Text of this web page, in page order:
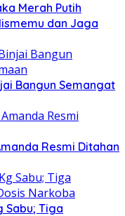
Merah Putih
dan Jaga
Bangun Semangat
Resmi Ditahan
Sabu; Tiga